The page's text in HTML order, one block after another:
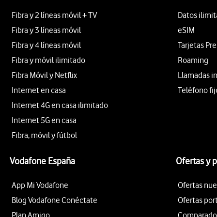
Fibra y 2 líneas móvil + TV
Fibra y 3 líneas móvil
Fibra y 4 líneas móvil
Fibra y móvil ilimitado
Fibra Móvil y Netflix
Internet en casa
Internet 4G en casa ilimitado
Internet 5G en casa
Fibra, móvil y fútbol
Datos
eSIM
Tarjetas
Roaming
Llamadas
Teléfono
Vodafone España
App Mi Vodafone
Blog Vodafone Conéctate
Plan Amigo
Ofertas y
Ofertas
Ofertas